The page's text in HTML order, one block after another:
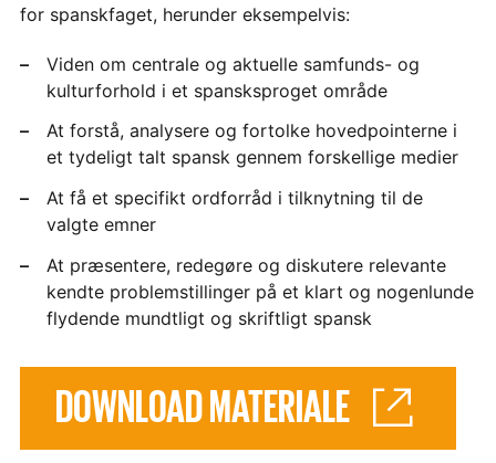
for spanskfaget, herunder eksempelvis:
Viden om centrale og aktuelle samfunds- og
kulturforhold i et spansksproget område
At forstå, analysere og fortolke hovedpointerne i
et tydeligt talt spansk gennem forskellige medier
At få et specifikt ordforråd i tilknytning til de
valgte emner
At præsentere, redegøre og diskutere relevante
kendte problemstillinger på et klart og nogenlunde
flydende mundtligt og skriftligt spansk
DOWNLOAD MATERIALE